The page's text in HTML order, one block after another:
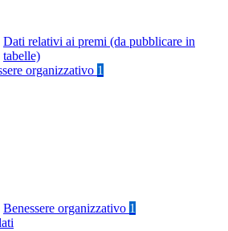
Dati relativi ai premi (da pubblicare in
tabelle)
organizzativo 1
Benessere organizzativo 1